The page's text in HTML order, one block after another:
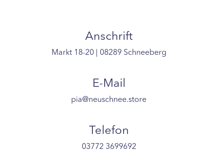
Anschrift
Markt 18-20 | 08289 Schneeberg
E-Mail
pia@neuschnee.store
Telefon
03772 3699692